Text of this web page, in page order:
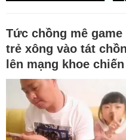
Tức chồng mê
trẻ xông vào tát
lên mạng khoe